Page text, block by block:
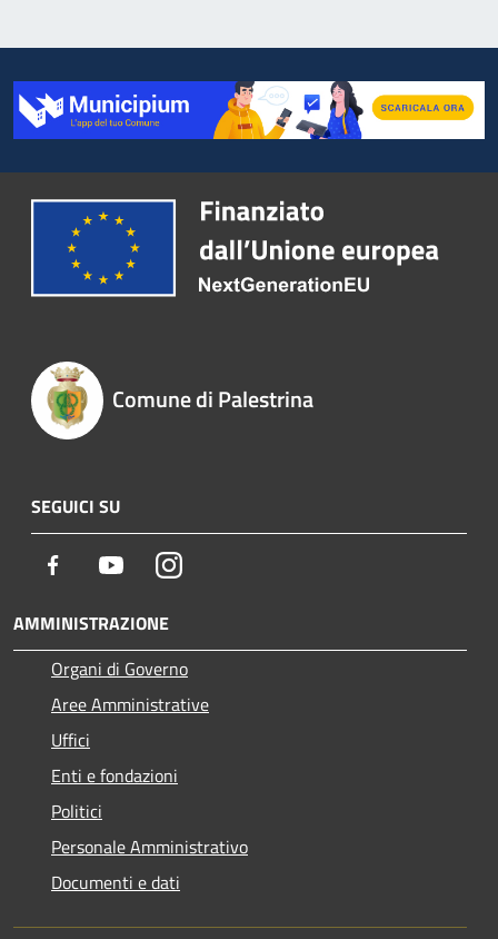
Comune di Palestrina
SEGUICI SU
Facebook YoutubeInstagram
AMMINISTRAZIONE
Organi di Governo
Aree Amministrative
Uffici
Enti e fondazioni
Politici
Personale Amministrativo
Documenti e dati